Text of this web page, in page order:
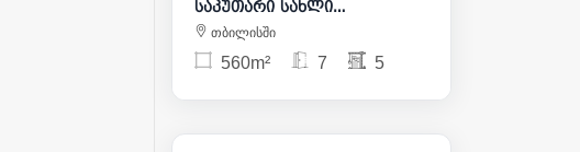
საკუთარი სახლი
საბურთალოზე
თბილისში
560m² 7 5
620 000